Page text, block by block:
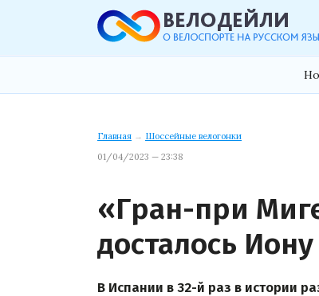
Главная → Шоссейные велогонки
01/04/2023 — 23:38
«Гран-при
досталось
В Испании в 32-й раз в истории